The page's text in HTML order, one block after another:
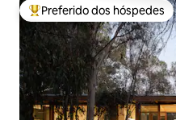
Entre os melhores
Preferido dos hóspedes